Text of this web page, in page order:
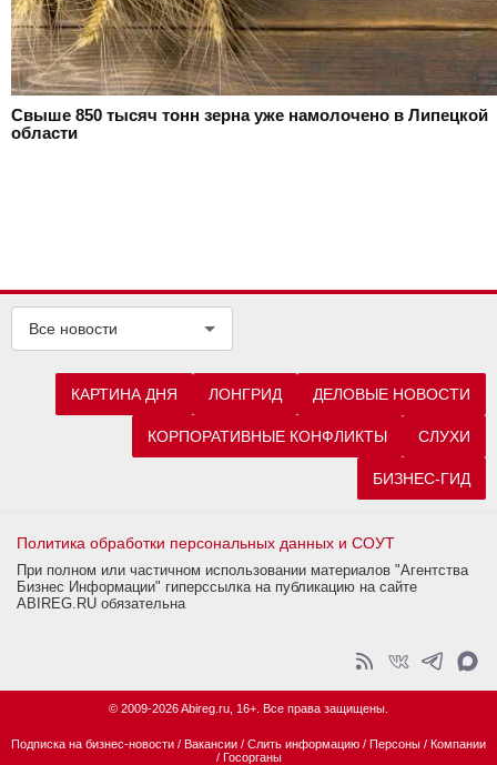
Свыше 850 тысяч тонн зерна уже намолочено в Липецкой
области
Все новости
КАРТИНА ДНЯ ЛОНГРИД ДЕЛОВЫЕ НОВОСТИ
КОРПОРАТИВНЫЕ КОНФЛИКТЫ СЛУХИ
БИЗНЕС-ГИД
Политика обработки персональных данных и СОУТ
При полном или частичном использовании материалов "Агентства
Бизнес Информации" гиперссылка на публикацию на сайте
ABIREG.RU обязательна
© 2009-2026 Abireg.ru, 16+. Все права защищены.
Подписка на бизнес-новости / Вакансии / Слить информацию / Персоны / Компании
/ Госорганы